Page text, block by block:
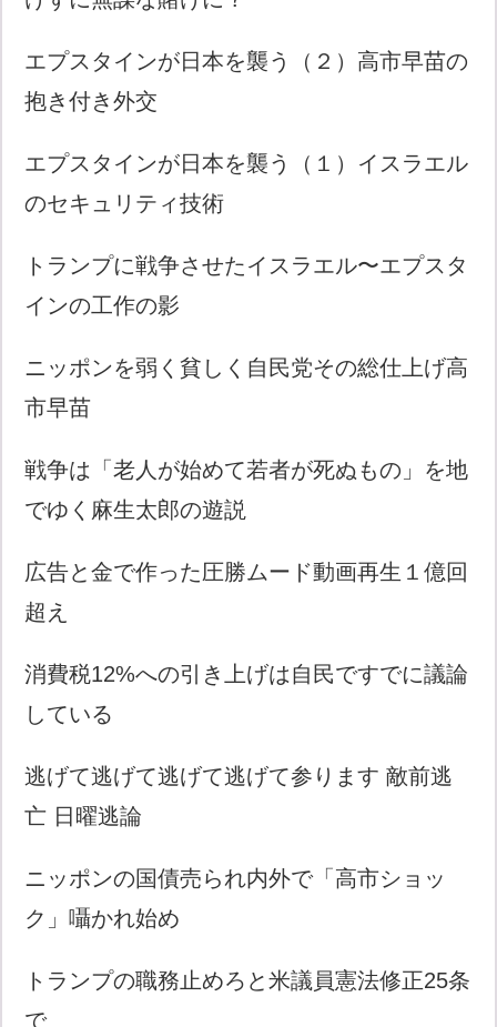
エプスタインが日本を襲う（２）高市早苗の
抱き付き外交
エプスタインが日本を襲う（１）イスラエル
のセキュリティ技術
トランプに戦争させたイスラエル〜エプスタ
インの工作の影
ニッポンを弱く貧しく自民党その総仕上げ高
市早苗
戦争は「老人が始めて若者が死ぬもの」を地
でゆく麻生太郎の遊説
広告と金で作った圧勝ムード動画再生１億回
超え
消費税12%への引き上げは自民ですでに議論
している
逃げて逃げて逃げて逃げて参ります 敵前逃
亡 日曜逃論
ニッポンの国債売られ内外で「高市ショッ
ク」囁かれ始め
トランプの職務止めろと米議員憲法修正25条
で